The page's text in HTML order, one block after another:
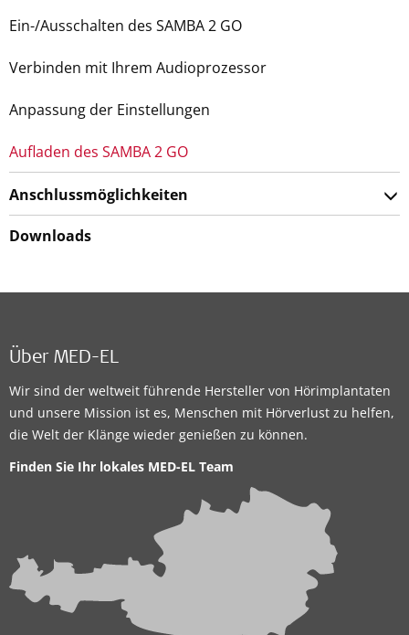
Ein-/Ausschalten des SAMBA 2 GO
Verbinden mit Ihrem Audioprozessor
Anpassung der Einstellungen
Aufladen des SAMBA 2 GO
Anschlussmöglichkeiten
Downloads
Über MED-EL
Wir sind der weltweit führende Hersteller von Hörimplantaten
und unsere Mission ist es, Menschen mit Hörverlust zu helfen,
die Welt der Klänge wieder genießen zu können.
Finden Sie Ihr lokales MED-EL Team